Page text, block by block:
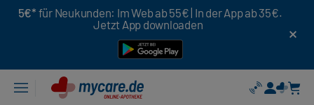
5€* für Neukunden: Im Web ab 55€ | In der App ab 35€.
Jetzt App downloaden